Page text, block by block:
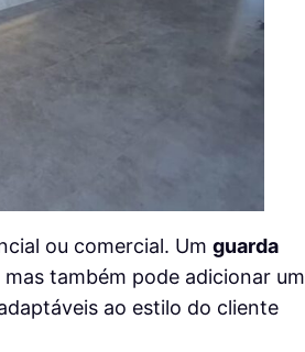
ou comercial. Um guarda
também pode adicionar um
ao estilo do cliente